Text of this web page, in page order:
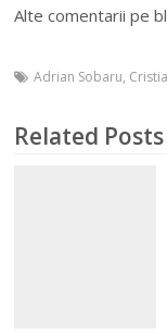
Alte comentarii pe
Adrian Sobaru,
Related Posts